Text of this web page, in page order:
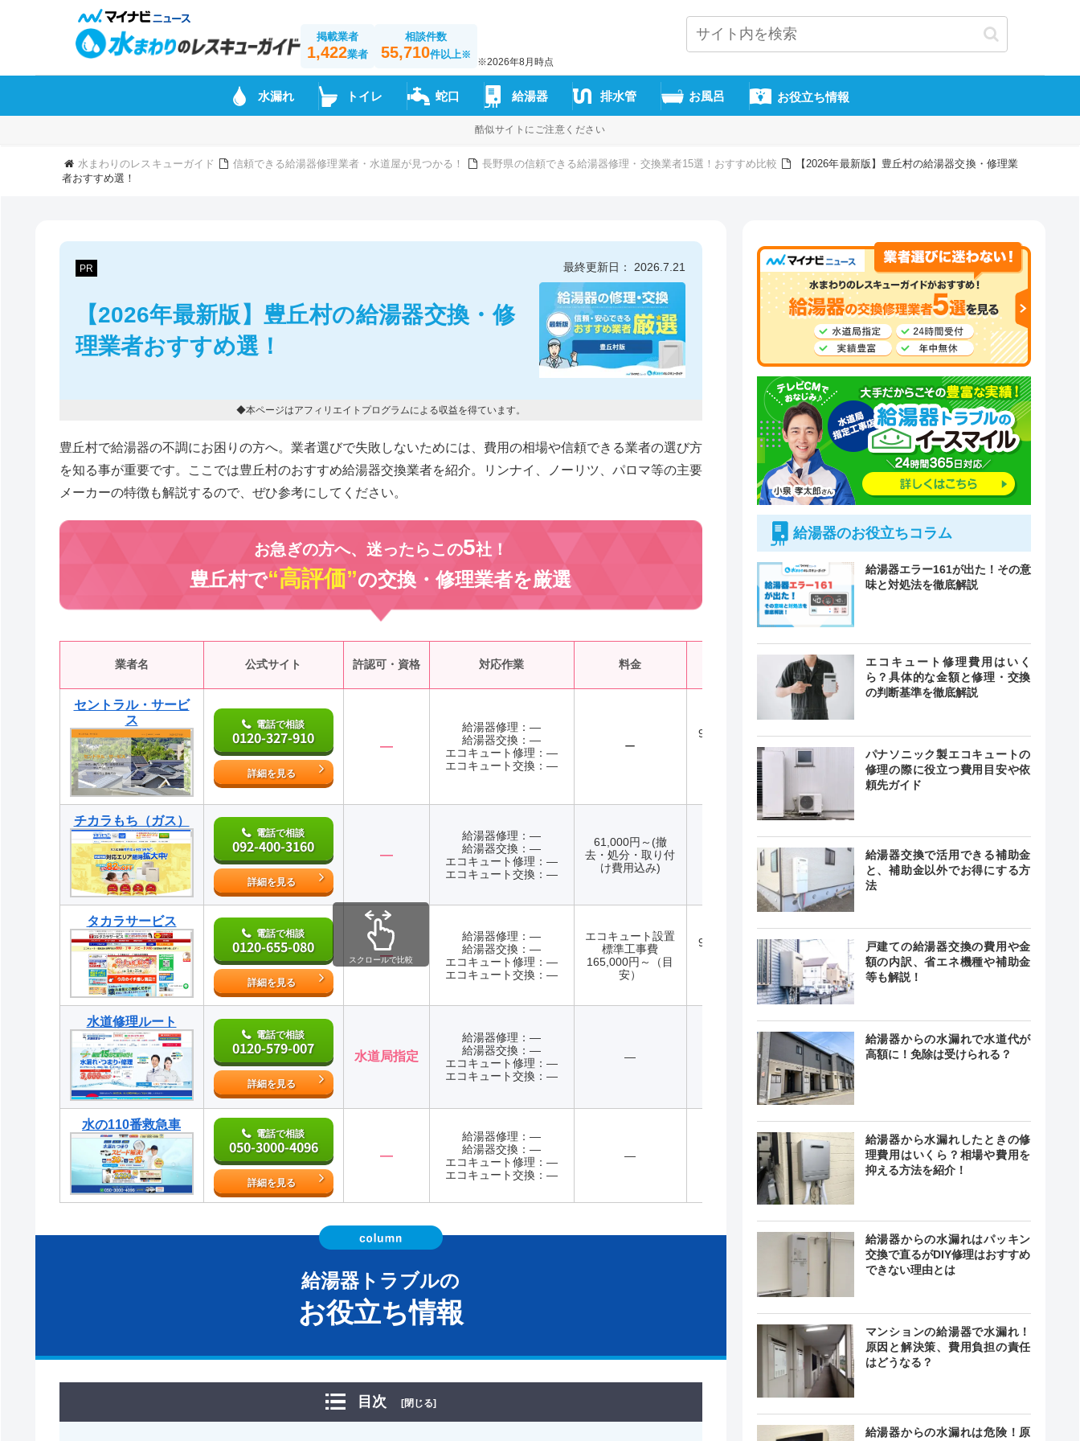
掲載業者
1,422業者
相談件数
55,710件以上※
※2026年8月時点
水漏れ トイレ 蛇口 給湯器 排水管 お風呂 お役立ち情報
酷似サイトにご注意ください
水まわりのレスキューガイド 信頼できる給湯器修理業者・水道屋が見つかる！ 長野県の信頼できる給湯器修理・交換業者15選！おすすめ比較
【2026年最新版】豊丘村の給湯器交換・修理業
者おすすめ選！
PR
【2026年最新版】豊丘村の給湯器交換・修
理業者おすすめ選！
最終更新日： 2026.7.21
◆本ページはアフィリエイトプログラムによる収益を得ています。
豊丘村で給湯器の不調にお困りの方へ。業者選びで失敗しないためには、費用の相場や信頼できる業者の選び方
を知る事が重要です。ここでは豊丘村のおすすめ給湯器交換業者を紹介。リンナイ、ノーリツ、パロマ等の主要
メーカーの特徴も解説するので、ぜひ参考にしてください。
お急ぎの方へ、迷ったらこの5社！
豊丘村で“高評価”の交換・修理業者を厳選
業者名 公式サイト 許認可・資格 対応作業 料金 緊急駆けつけ
セントラル・サービ
ス
電話で相談
0120-327-910
詳細を見る
―
給湯器修理：―
給湯器交換：―
エコキュート修理：―
エコキュート交換：―
ー
9:00～18:00
日曜日・祝
ー
チカラもち（ガス）
電話で相談
092-400-3160
詳細を見る
―
給湯器修理：―
給湯器交換：―
エコキュート修理：―
エコキュート交換：―
61,000円～(撤
去・処分・取り付
け費用込み)
タカラサービス
電話で相談
0120-655-080
詳細を見る
―
給湯器修理：―
給湯器交換：―
エコキュート修理：―
エコキュート交換：―
エコキュート設置
標準工事費
165,000円～（目
安）
9:00〜18:00
―
水道修理ルート
電話で相談
0120-579-007
詳細を見る
水道局指定
給湯器修理：―
給湯器交換：―
エコキュート修理：―
エコキュート交換：―
― 最短15分
水の110番救急車
電話で相談
050-3000-4096
詳細を見る
―
給湯器修理：―
給湯器交換：―
エコキュート修理：―
エコキュート交換：―
― 最短30分
スクロールで比較
給湯器トラブルの
お役立ち情報
目次 [閉じる]
給湯器のお役立ちコラム
給湯器エラー161が出た！その意
味と対処法を徹底解説
エコキュート修理費用はいく
ら？具体的な金額と修理・交換
の判断基準を徹底解説
パナソニック製エコキュートの
修理の際に役立つ費用目安や依
頼先ガイド
給湯器交換で活用できる補助金
と、補助金以外でお得にする方
法
戸建ての給湯器交換の費用や金
額の内訳、省エネ機種や補助金
等も解説！
給湯器からの水漏れで水道代が
高額に！免除は受けられる？
給湯器から水漏れしたときの修
理費用はいくら？相場や費用を
抑える方法を紹介！
給湯器からの水漏れはパッキン
交換で直るがDIY修理はおすすめ
できない理由とは
マンションの給湯器で水漏れ！
原因と解決策、費用負担の責任
はどうなる？
給湯器からの水漏れは危険！原